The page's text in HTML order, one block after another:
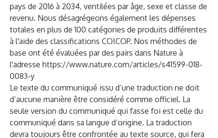
pays de 2016 à 2034, ventilées par âge, sexe et classe de
revenu. Nous désagrégeons également les dépenses
totales en plus de 100 catégories de produits différentes
à l'aide des classifications COICOP. Nos méthodes de
base ont été évaluées par des pairs dans Nature à
l'adresse https://www.nature.com/articles/s41599-018-
0083-y
Le texte du communiqué issu d’une traduction ne doit
d’aucune manière être considéré comme officiel. La
seule version du communiqué qui fasse foi est celle du
communiqué dans sa langue d’origine. La traduction
devra toujours être confrontée au texte source, qui fera